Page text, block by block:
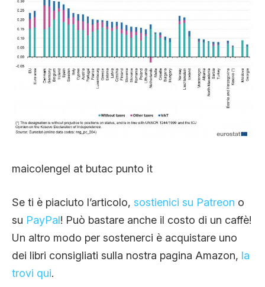
maicolengel at butac punto it
Se ti è piaciuto l’articolo, sostienici su Patreon o
su PayPal! Può bastare anche il costo di un caffè!
Un altro modo per sostenerci è acquistare uno
dei libri consigliati sulla nostra pagina Amazon, la
trovi qui.